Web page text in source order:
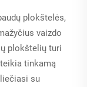
plokštelės,
vaizdo
plokštelių turi
tinkamą
su